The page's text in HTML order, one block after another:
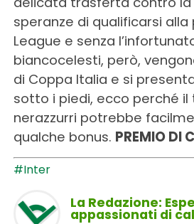
speranze di qualificarsi alla
League e senza
biancocelesti, però,
di Coppa Italia e si
sotto i piedi, ecco perché
nerazzurri potrebbe
qualche bonus. PREMIO DI
#Inter
La Redazione:
appassionati di